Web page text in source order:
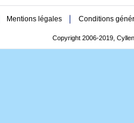
Mentions légales Conditions
Copyright 2006-2019,